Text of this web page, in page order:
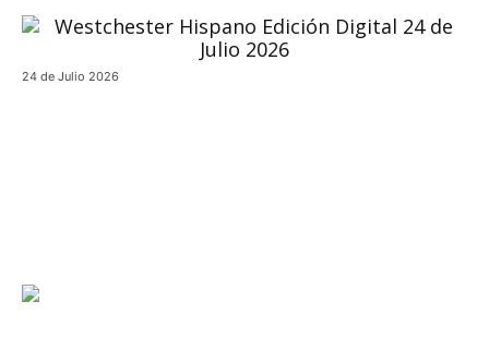
24 de Julio 2026